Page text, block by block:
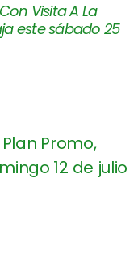
Visita A La
este sábado 25